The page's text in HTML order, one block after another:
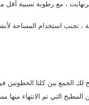
، تجنب استخدام المساحة
لك الجمع بين كلتا
التي تم الانتهاء منها